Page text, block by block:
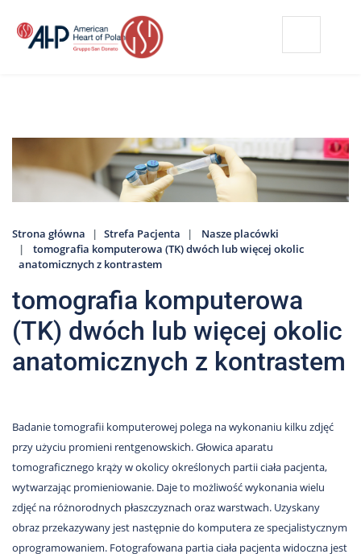
treści
Strefa
Pacjenta
O
nas
AHP
Media
Nas
Galeria
Kontakt
502
302
Strona główna Strefa Pacjenta
Nasze placówki
tomografia komputerowa (TK) dwóch lub więcej okolic
anatomicznych z kontrastem
tomografia komputerowa
(TK) dwóch lub więcej okolic
anatomicznych z kontrastem
Badanie tomografii komputerowej polega na wykonaniu kilku zdjęć
przy użyciu promieni rentgenowskich. Głowica aparatu
tomograficznego krąży w okolicy określonych partii ciała pacjenta,
wytwarzając promieniowanie. Daje to możliwość wykonania wielu
zdjęć na różnorodnych płaszczyznach oraz warstwach. Uzyskany
obraz przekazywany jest następnie do komputera ze specjalistycznym
oprogramowaniem. Fotografowana partia ciała pacjenta widoczna jest